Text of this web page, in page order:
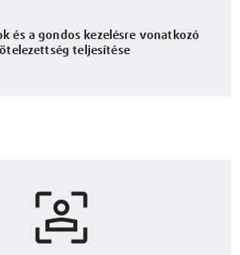
és a gondos kezelésre vonatkozó
teljesítése